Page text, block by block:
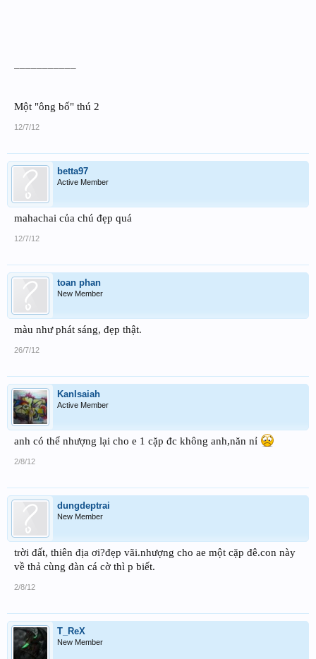
Một "ông bố" thú 2
12/7/12
betta97
Active Member
mahachai của chú đẹp quá
12/7/12
toan phan
New Member
màu như phát sáng, đẹp thật.
26/7/12
KanIsaiah
Active Member
anh có thể nhượng lại cho e 1 cặp đc không anh,năn nỉ
2/8/12
dungdeptrai
New Member
trời đất, thiên địa ơi?đẹp vãi.nhượng cho ae một cặp đê.con này
về thả cùng đàn cá cờ thì p biết.
2/8/12
T_ReX
New Member